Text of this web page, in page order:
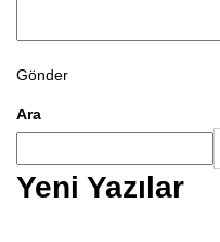
Gönder
Ara
Yeni Yazılar